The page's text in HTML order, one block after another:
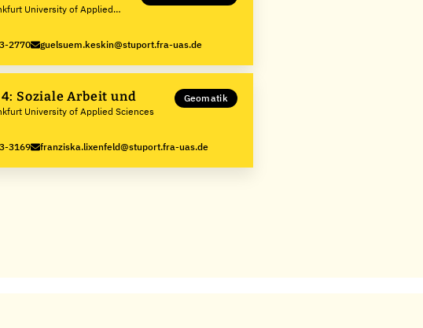
University of Applied
2770 guelsuem.keskin@stuport.fra-uas.de
Soziale Arbeit und
University of Applied Sciences
Geomatik
3169 franziska.lixenfeld@stuport.fra-uas.de